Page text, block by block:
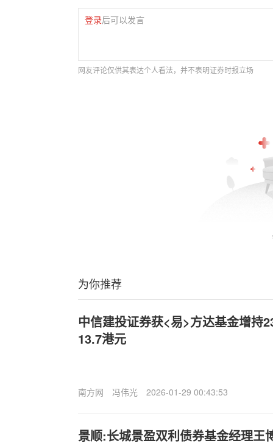
登录后可以发言
网友评论仅供其表达个人看法，并不表明证券时报立场
为你推荐
中信建投证券获<易>方达基金增持
13.7港元
南方网 冯伟光 2026-01-29 00:43:53
景顺:长城景盈双利债券基金经理王